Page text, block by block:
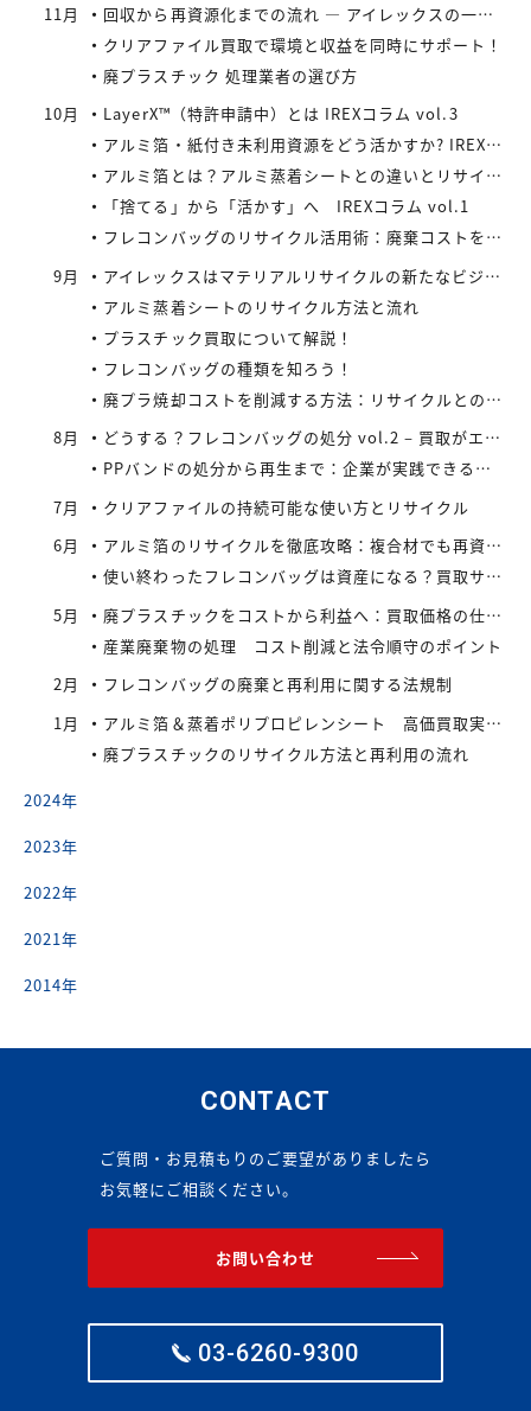
11月
回収から再資源化までの流れ ― アイレックスの一貫処理体制 IREXコラム vol.4
クリアファイル買取で環境と収益を同時にサポート！
廃プラスチック 処理業者の選び方
10月
LayerX™（特許申請中）とは IREXコラム vol.3
アルミ箔・紙付き未利用資源をどう活かすか? IREXコラム vol.2
アルミ箔とは？アルミ蒸着シートとの違いとリサイクルの取り組み
「捨てる」から「活かす」へ IREXコラム vol.1
フレコンバッグのリサイクル活用術：廃棄コストを減らす具体策とは
9月
アイレックスはマテリアルリサイクルの新たなビジネスに着手
アルミ蒸着シートのリサイクル方法と流れ
プラスチック買取について解説！
フレコンバッグの種類を知ろう！
廃プラ焼却コストを削減する方法：リサイクルとの比較で見えてくる最適解
8月
どうする？フレコンバッグの処分 vol.2 – 買取がエコにつながる
PPバンドの処分から再生まで：企業が実践できるコスト効率の高い手法
7月
クリアファイルの持続可能な使い方とリサイクル
6月
アルミ箔のリサイクルを徹底攻略：複合材でも再資源化できる最新手法とアイレックス株式会社の取り組み
使い終わったフレコンバッグは資産になる？買取サービスを活用したリサイクル戦略
5月
廃プラスチックをコストから利益へ：買取価格の仕組みと高値で売るコツ
産業廃棄物の処理 コスト削減と法令順守のポイント
2月
フレコンバッグの廃棄と再利用に関する法規制
1月
アルミ箔＆蒸着ポリプロピレンシート 高価買取実施中
廃プラスチックのリサイクル方法と再利用の流れ
2024年
2023年
2022年
2021年
2014年
CONTACT
ご質問・お見積もりのご要望がありましたら
お気軽にご相談ください。
お問い合わせ
03-6260-9300